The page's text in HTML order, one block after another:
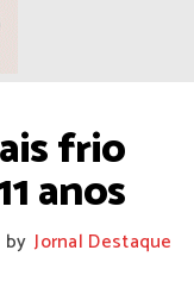
frio
anos
by Jornal Destaque